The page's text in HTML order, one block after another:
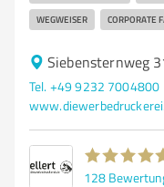
WEGWEISER CORPORATE
Siebensternweg
Tel. +49 9232 7004800
128